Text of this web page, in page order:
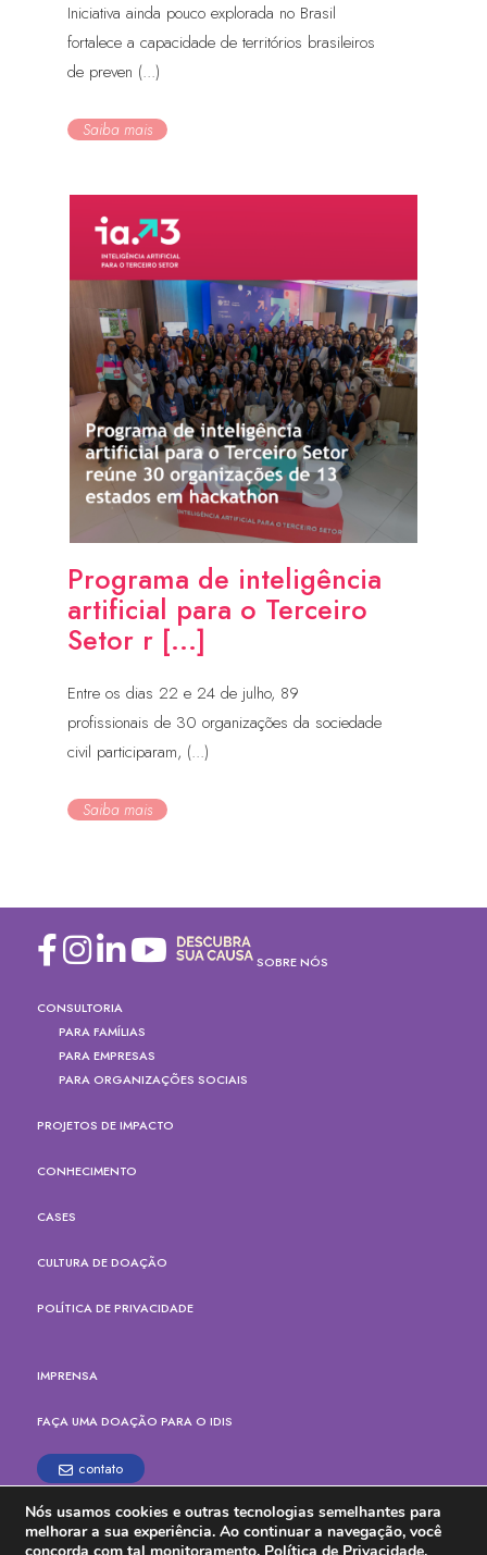
Iniciativa ainda pouco explorada no Brasil
fortalece a capacidade de territórios brasileiros
de preven (...)
Saiba mais
Programa de inteligência
artificial para o Terceiro
Setor r [...]
Entre os dias 22 e 24 de julho, 89
profissionais de 30 organizações da sociedade
civil participaram, (...)
Saiba mais
SOBRE NÓS
CONSULTORIA
PARA FAMÍLIAS
PARA EMPRESAS
PARA ORGANIZAÇÕES SOCIAIS
PROJETOS DE IMPACTO
CONHECIMENTO
CASES
CULTURA DE DOAÇÃO
POLÍTICA DE PRIVACIDADE
IMPRENSA
FAÇA UMA DOAÇÃO PARA O IDIS
contato
Rua Paes Leme, 524, cj.165
Pinheiros, São Paulo - SP
Nós usamos cookies e outras tecnologias semelhantes para
melhorar a sua experiência. Ao continuar a navegação, você